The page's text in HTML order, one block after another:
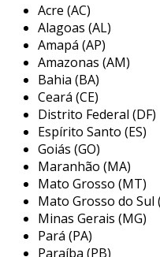
industriais, onde os
partículas prejudiciais
aos componentes
adequado do filtro
hidráulico permaneça
um desempenho
reduzida ao longo do
principais
de sucção hidráulica
os filtros de sucção
diversas características
fundamentais para a
Acre (AC)
Alagoas (AL)
Amapá (AP)
Amazonas (AM)
Bahia (BA)
Ceará (CE)
Distrito Federal (DF)
Espírito Santo (ES)
Goiás (GO)
Maranhão (MA)
Mato Grosso (MT)
Mato Grosso do Sul
Minas Gerais (MG)
Pará (PA)
Paraíba (PB)